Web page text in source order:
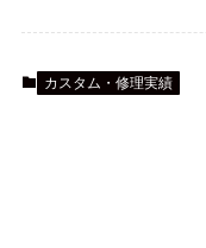
カスタム・修理実績